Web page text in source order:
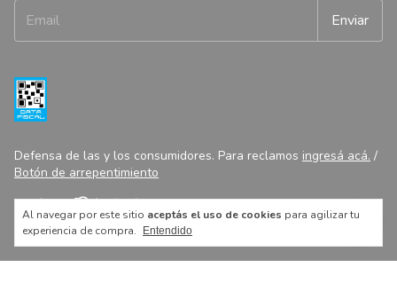
Al navegar por este sitio aceptás el uso de cookies para agilizar tu
experiencia de compra.
Entendido
Defensa de las y los consumidores. Para reclamos ingresá acá. /
Botón de arrepentimiento
Copyright Libreria Constitucion Minorista - 27327607788 - 2026.